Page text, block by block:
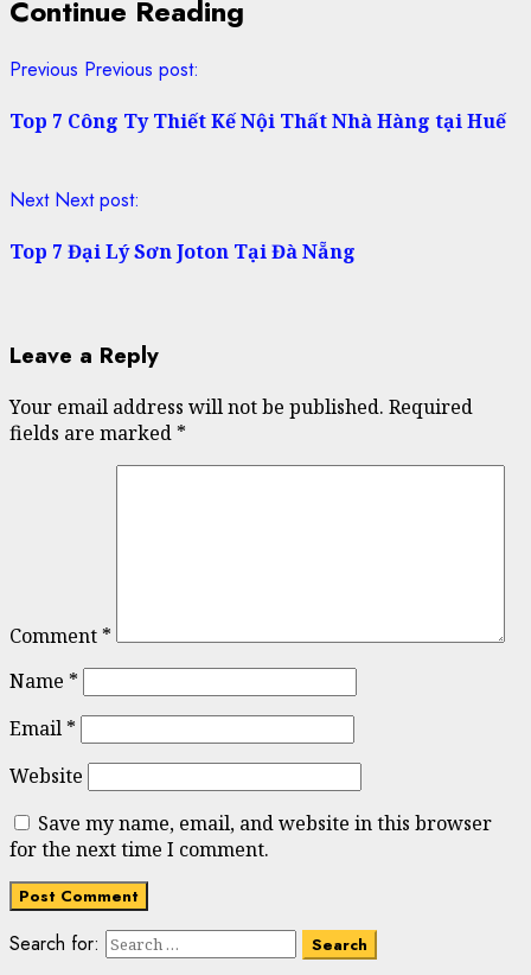
Continue Reading
Previous Previous post:
Top 7 Công Ty Thiết Kế Nội Thất Nhà Hàng tại Huế
Next Next post:
Top 7 Đại Lý Sơn Joton Tại Đà Nẵng
Leave a Reply
Your email address will not be published. Required
fields are marked *
Comment *
Name *
Email *
Website
Save my name, email, and website in this browser
for the next time I comment.
Search for: